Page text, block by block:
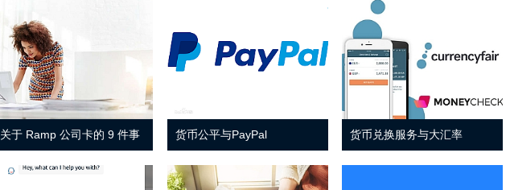
关于 Ramp 公司卡的 9 件事 货币公平与PayPal 货币兑换服务与大汇率